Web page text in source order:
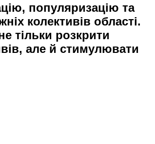
популяризацію та
колективів області.
тільки розкрити
але й стимулювати